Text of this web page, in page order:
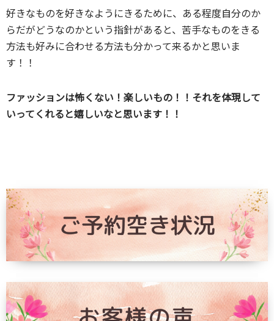
好きなものを好きなようにきるために、ある程度自分のか
らだがどうなのかという指針があると、苦手なものをきる
方法も好みに合わせる方法も分かって来るかと思いま
す！！
ファッションは怖くない！楽しいもの！！それを体現して
いってくれると嬉しいなと思います！！